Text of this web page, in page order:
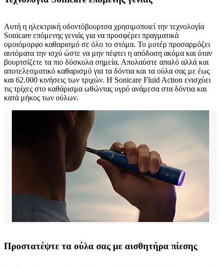
Αυτή η ηλεκτρική οδοντόβουρτσα χρησιμοποιεί την τεχνολογία
Sonicare επόμενης γενιάς για να προσφέρει πραγματικά
ομοιόμορφο καθαρισμό σε όλο το στόμα. Το μοτέρ προσαρμόζει
αυτόματα την ισχύ ώστε να μην πέφτει η απόδοση ακόμα και όταν
βουρτσίζετε τα πιο δύσκολα σημεία. Απολαύστε απαλό αλλά και
αποτελεσματικό καθαρισμό για τα δόντια και τα ούλα σας με έως
και 62.000 κινήσεις των τριχών. Η Sonicare Fluid Action ενισχύει
τις τρίχες στο καθάρισμα ωθώντας υγρό ανάμεσα στα δόντια και
κατά μήκος των ούλων.
Προστατέψτε τα ούλα σας με αισθητήρα πίεσης